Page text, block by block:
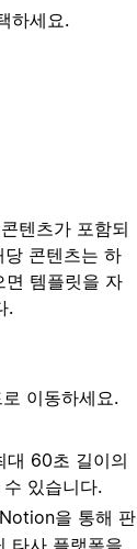
하세요.
텐츠가 포함되
콘텐츠는 하
면 템플릿을 자
.
이동하세요.
대 60초 길이의
있습니다.
을 통해 판
타사 플랫폼을